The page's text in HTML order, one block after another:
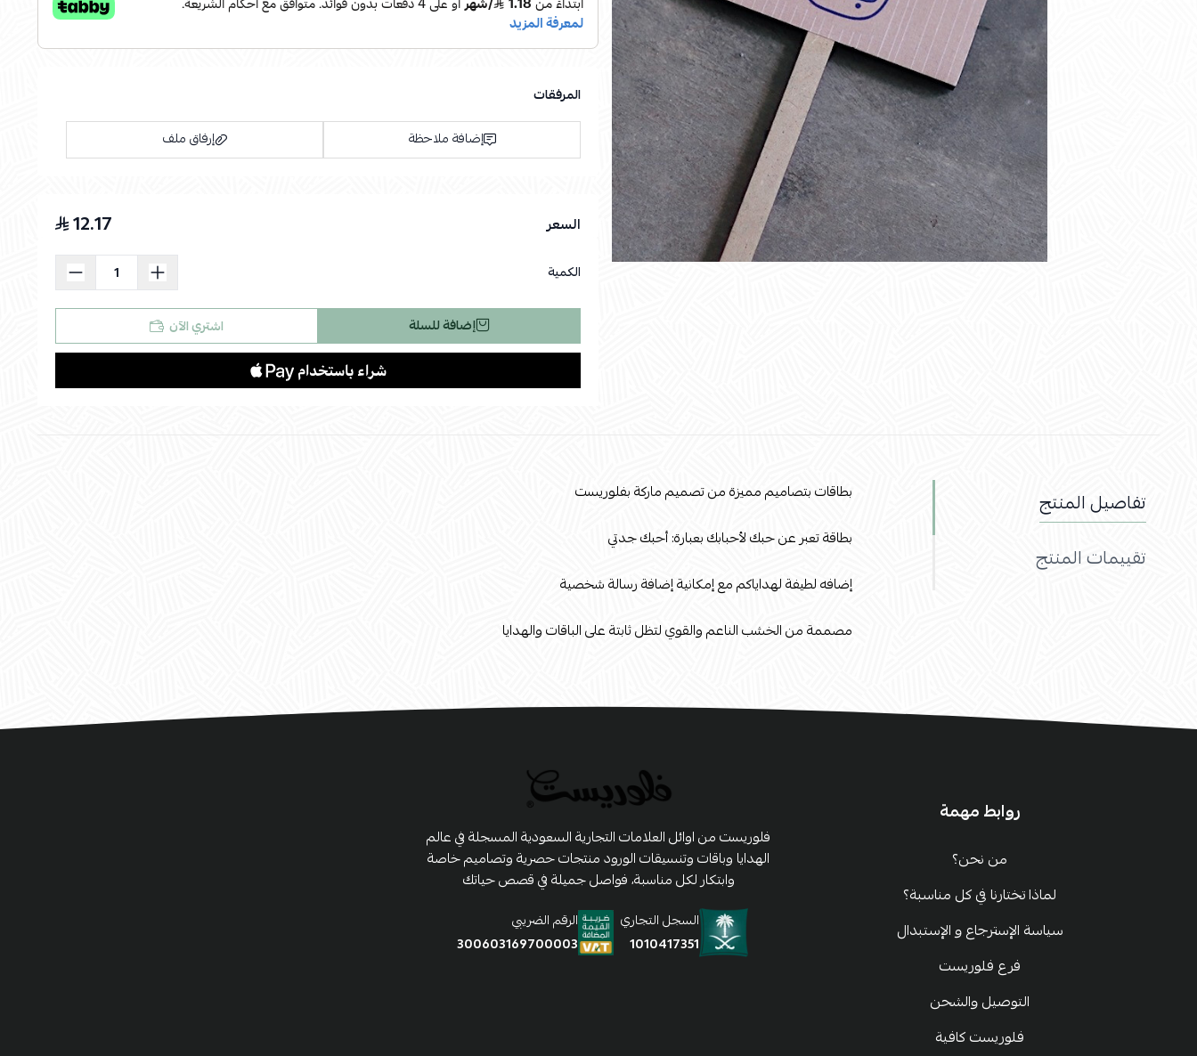
المرفقات
إضافة ملاحظة
إرفاق ملف
السعر 12.17
الكمية
إضافة للسلة اشتري الآن
تفاصيل المنتج
تقييمات المنتج
بطاقات بتصاميم مميزة من تصميم ماركة بفلوريست
بطاقة تعبر عن حبك لأحبابك بعبارة: أحبك جدتي
إضافه لطيفة لهداياكم مع إمكانية إضافة رسالة شخصية
مصممة من الخشب الناعم والقوي لتظل ثابتة على الباقات والهدايا
روابط مهمة
من نحن؟
لماذا تختارنا في كل مناسبة؟
سياسة الإسترجاع و الإستبدال
فرع فلوريست
التوصيل والشحن
فلوريست كافية
فلوريست من اوائل العلامات التجارية السعودية المسجلة في عالم
الهدايا وباقات وتنسيقات الورود منتجات حصرية وتصاميم خاصة
وابتكار لكل مناسبة، فواصل جميلة في قصص حياتك
السجل التجاري
1010417351
الرقم الضريبي
300603169700003